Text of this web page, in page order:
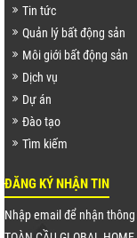
Tin tức
Quản lý bất động sản
Môi giới bất động sản
Dịch vụ
Dự án
Đào tạo
Tìm kiếm
ĐĂNG KÝ NHẬN TIN
Nhập email để nhận thông